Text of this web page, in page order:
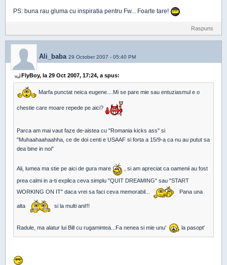
PS: buna rau gluma cu inspiratia pentru Fw... Foarte tare!
Raspuns
Ali_baba 29 October 2007 - 05:40 PM
FlyBoy, la 29 Oct 2007, 17:24, a spus:
Marfa punctat neica eugene....Mi se pare mie sau entuziasmul e o
chestie care moare repede pe aici?
Parca am mai vaut faze de-aistea cu "Romania kicks ass" si
"Muhaahaahaahha, ce de doi centi e USAAF si forta a 15/9-a ca nu au putut sa
dea bine in noi"
Ali, lumea ma stie pe aici de gura mare
, si am apreciat ca oamenii au fost
prea calmi in a-ti explica ceva simplu "QUIT DREAMING" sau "START
WORKING ON IT" daca vrei sa faci ceva memorabil...
alta si la multi ani!!!
Radule, ma alatur lui Bill cu rugamintea...Fa nenea si mie unu' la pasopt'